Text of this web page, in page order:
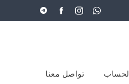
الحساب تواصل معنا